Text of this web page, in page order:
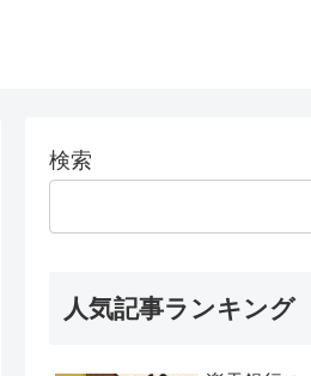
検索
人気記事ランキング